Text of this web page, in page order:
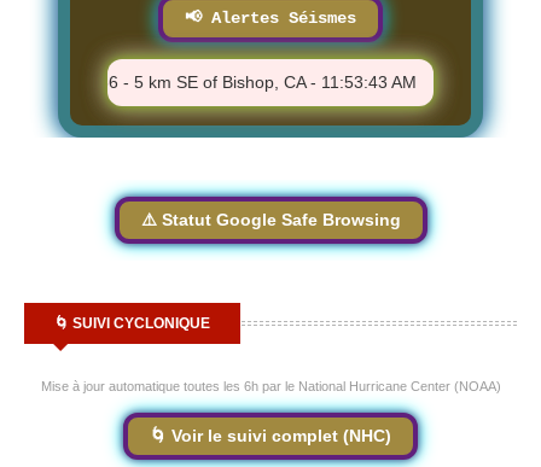
📢 Alertes Séismes
⚠️ M 1.86 - 5 km SE of Bishop, CA - 11:53:43 AM
⚠️ Statut Google Safe Browsing
🌀 SUIVI CYCLONIQUE
Mise à jour automatique toutes les 6h par le National Hurricane Center (NOAA)
🌀 Voir le suivi complet (NHC)